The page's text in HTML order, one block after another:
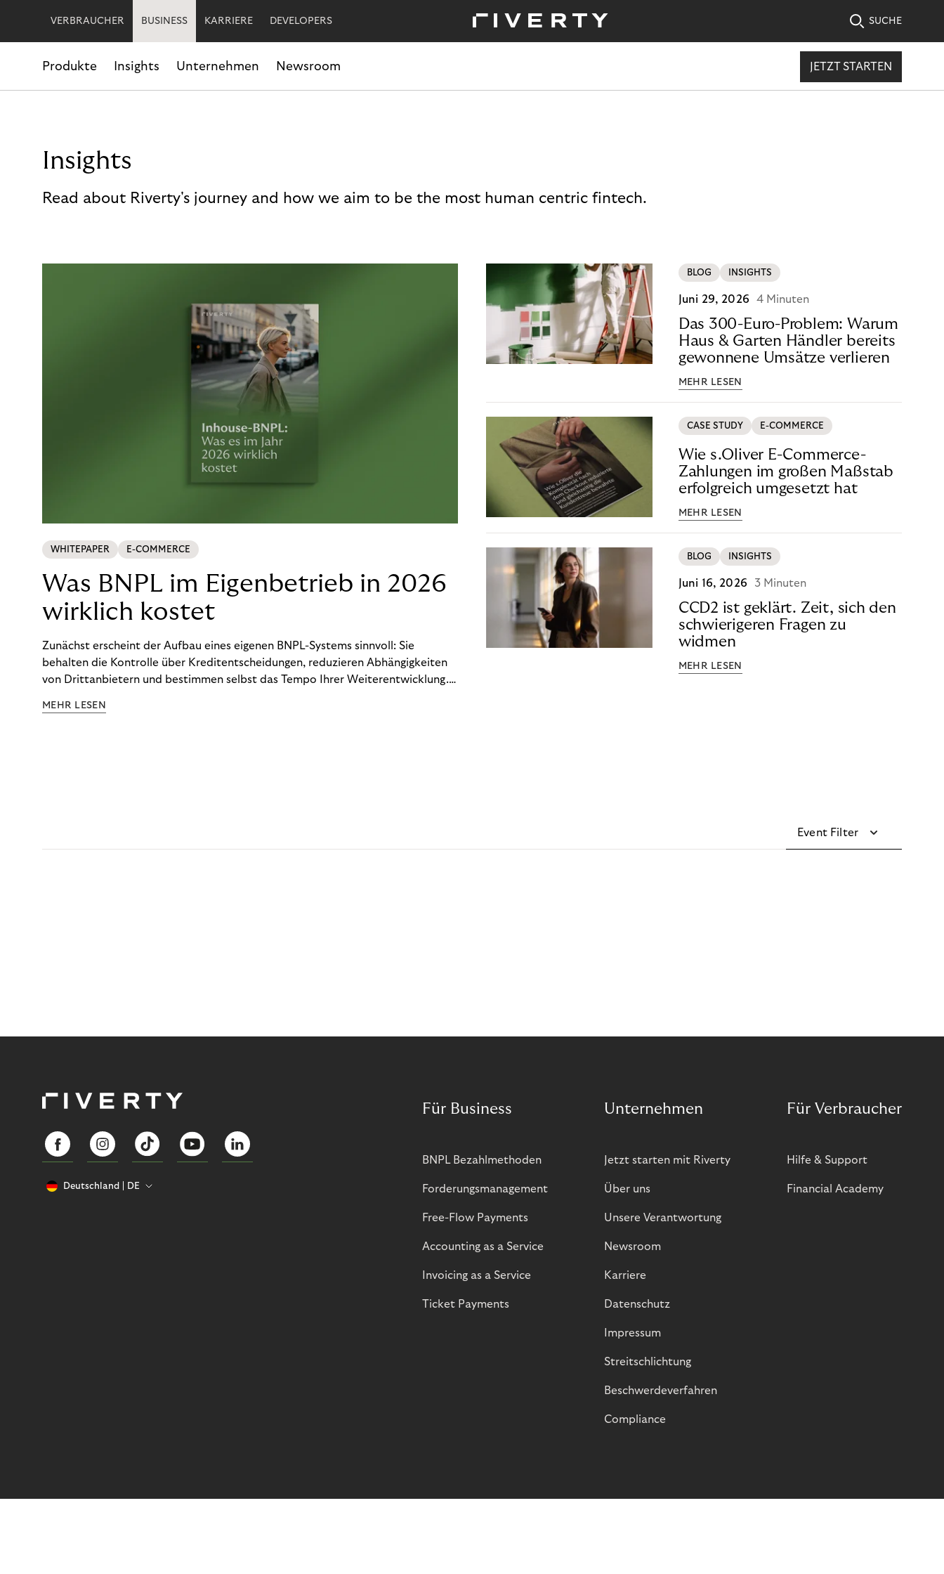
VERBRAUCHER BUSINESS KARRIERE DEVELOPERS SUCHE
Produkte Insights Unternehmen Newsroom JETZT STARTEN
Insights
Read about Riverty's journey and how we aim to be the most human centric fintech.
WHITEPAPER E-COMMERCE
Was BNPL im Eigenbetrieb in 2026
wirklich kostet
Zunächst erscheint der Aufbau eines eigenen BNPL-Systems sinnvoll: Sie
behalten die Kontrolle über Kreditentscheidungen, reduzieren Abhängigkeiten
von Drittanbietern und bestimmen selbst das Tempo Ihrer Weiterentwicklung.
über Betrugsprävention und Dispute Management bis hin zu regulatorischen
MEHR LESEN
BLOG INSIGHTS
Juni 29, 2026 4 Minuten
Das 300-Euro-Problem: Warum
Haus & Garten Händler bereits
gewonnene Umsätze verlieren
MEHR LESEN
CASE STUDY E-COMMERCE
Wie s.Oliver E-Commerce-
Zahlungen im großen Maßstab
erfolgreich umgesetzt hat
MEHR LESEN
BLOG INSIGHTS
Juni 16, 2026 3 Minuten
CCD2 ist geklärt. Zeit, sich den
schwierigeren Fragen zu
widmen
MEHR LESEN
Event Filter
Deutschland DE
Für Business
BNPL Bezahlmethoden
Forderungsmanagement
Free-Flow Payments
Accounting as a Service
Invoicing as a Service
Ticket Payments
Unternehmen
Jetzt starten mit Riverty
Über uns
Unsere Verantwortung
Newsroom
Karriere
Datenschutz
Impressum
Streitschlichtung
Beschwerdeverfahren
Compliance
Für Verbraucher
Hilfe & Support
Financial Academy